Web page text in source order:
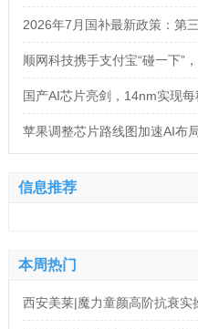
榜冠军
作，共建电商AI新生态
2026年7月国补最新政策：第
正式落地！京东手机家电空调
补怎么领？学生专属优惠补贴
了！
顺网科技携手支付宝“碰一下”
竞新体验
国产AI芯片亮剑，14nm实现
运算
苹果调整芯片路线图加速AI布
信息推荐
本周热门
西安美莱|魔力童颜高阶抗衰实